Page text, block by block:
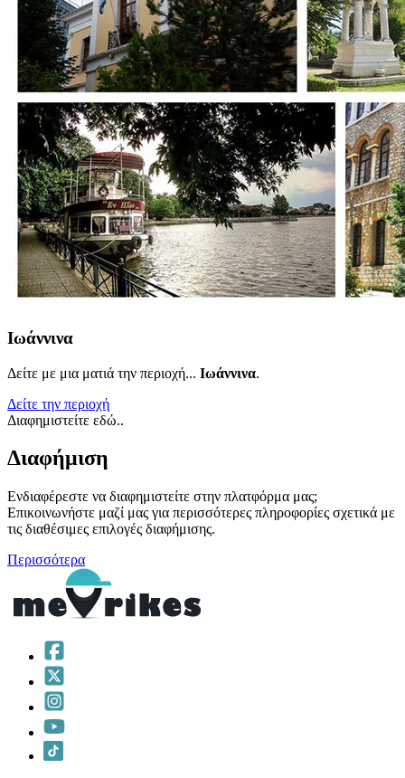
Ιωάννινα
Δείτε με μια ματιά την περιοχή... Ιωάννινα.
Δείτε την περιοχή
Διαφημιστείτε εδώ..
Διαφήμιση
Ενδιαφέρεστε να διαφημιστείτε στην πλατφόρμα μας;
Επικοινωνήστε μαζί μας για περισσότερες πληροφορίες σχετικά με
τις διαθέσιμες επιλογές διαφήμισης.
Περισσότερα